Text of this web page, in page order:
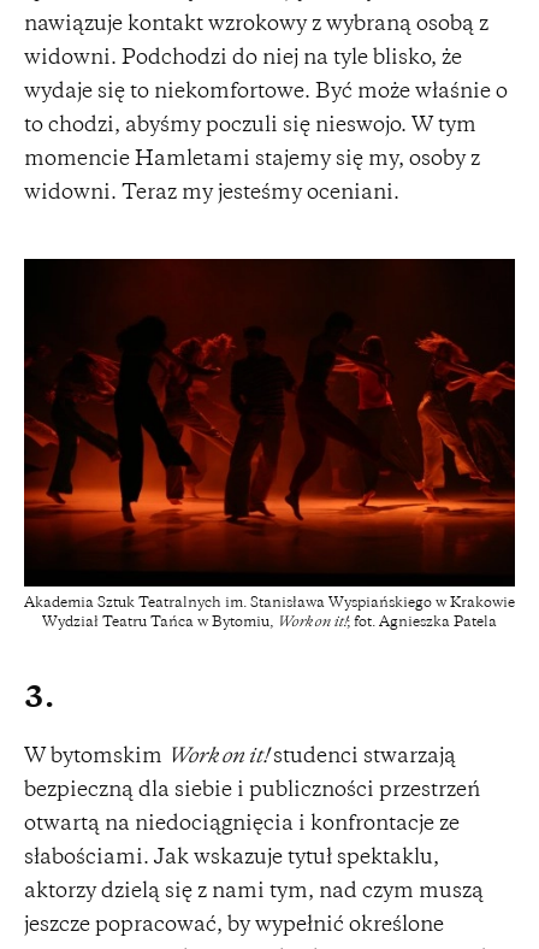
nawiązuje kontakt wzrokowy z wybraną osobą z
widowni. Podchodzi do niej na tyle blisko, że
wydaje się to niekomfortowe. Być może właśnie o
to chodzi, abyśmy poczuli się nieswojo. W tym
momencie Hamletami stajemy się my, osoby z
widowni. Teraz my jesteśmy oceniani.
Akademia Sztuk Teatralnych im. Stanisława Wyspiańskiego w Krakowie
Wydział Teatru Tańca w Bytomiu, Work on it!; fot. Agnieszka Patela
3.
W bytomskim Work on it!studenci stwarzają
bezpieczną dla siebie i publiczności przestrzeń
otwartą na niedociągnięcia i konfrontacje ze
słabościami. Jak wskazuje tytuł spektaklu,
aktorzy dzielą się z nami tym, nad czym muszą
jeszcze popracować, by wypełnić określone